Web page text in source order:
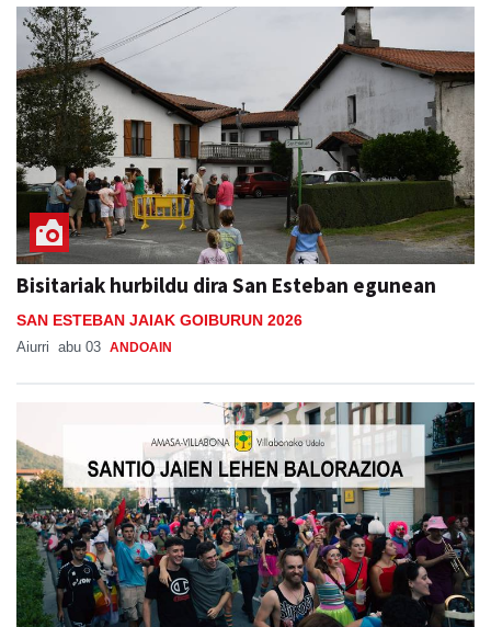
Bisitariak hurbildu dira San Esteban egunean
SAN ESTEBAN JAIAK GOIBURUN 2026
Aiurri abu 03 ANDOAIN